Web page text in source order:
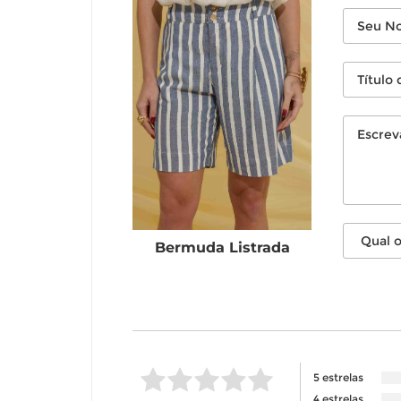
Bermuda Listrada
5 estrelas